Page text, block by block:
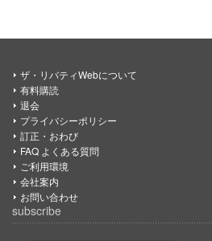
ザ・リバティWebについて
有料購読
退会
プライバシーポリシー
訂正・おわび
FAQ よくある質問
ご利用環境
会社案内
お問い合わせ
subscribe